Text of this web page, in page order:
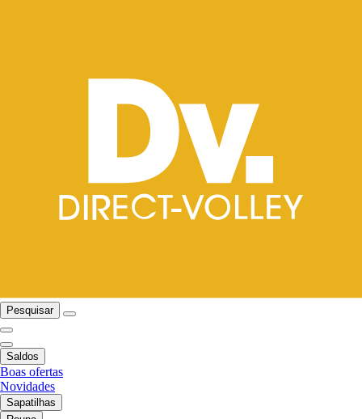
Pesquisar
Saldos
Boas ofertas
Novidades
Sapatilhas